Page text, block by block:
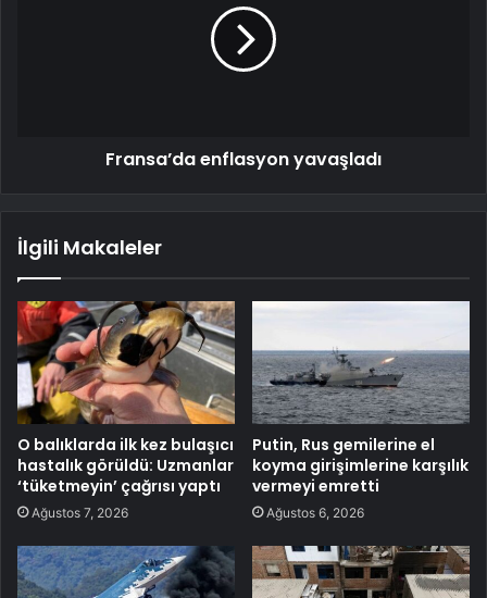
Fransa’da enflasyon yavaşladı
İlgili Makaleler
O balıklarda ilk kez bulaşıcı
hastalık görüldü: Uzmanlar
‘tüketmeyin’ çağrısı yaptı
Ağustos 7, 2026
Putin, Rus gemilerine el
koyma girişimlerine karşılık
vermeyi emretti
Ağustos 6, 2026